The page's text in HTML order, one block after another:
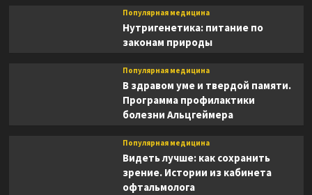
Популярная медицина
Нутригенетика: питание по
законам природы
Популярная медицина
В здравом уме и твердой памяти.
Программа профилактики
болезни Альцгеймера
Популярная медицина
Видеть лучше: как сохранить
зрение. Истории из кабинета
офтальмолога